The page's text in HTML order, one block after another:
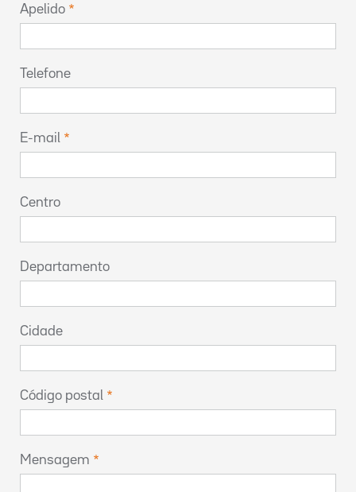
Apelido
Telefone
E-mail
Centro
Departamento
Cidade
Código postal
Mensagem